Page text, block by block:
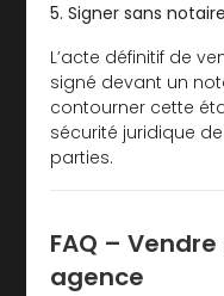
5. Signer sans notaire
L’acte définitif de
signé devant un
contourner cette
sécurité juridique
parties.
FAQ –
agence